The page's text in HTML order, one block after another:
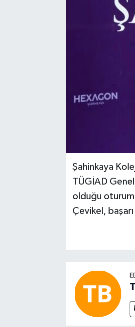
Şahinkaya
TÜGİAD
olduğu
Çevikel,